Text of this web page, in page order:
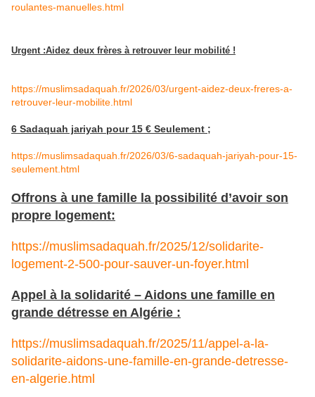
roulantes-manuelles.html
Urgent :Aidez deux frères à retrouver leur mobilité !
https://muslimsadaquah.fr/2026/03/urgent-aidez-deux-freres-a-
retrouver-leur-mobilite.html
6 Sadaquah jariyah pour 15 € Seulement ;
https://muslimsadaquah.fr/2026/03/6-sadaquah-jariyah-pour-15-
seulement.html
Offrons à une famille la possibilité d’avoir son
propre logement:
https://muslimsadaquah.fr/2025/12/solidarite-
logement-2-500-pour-sauver-un-foyer.html
Appel à la solidarité – Aidons une famille en
grande détresse en Algérie :
https://muslimsadaquah.fr/2025/11/appel-a-la-
solidarite-aidons-une-famille-en-grande-detresse-
en-algerie.html